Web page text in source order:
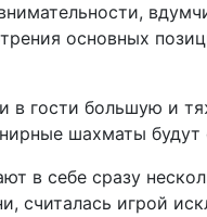
основных
в гости большую и
шахматы
в себе сразу
считалась игрой